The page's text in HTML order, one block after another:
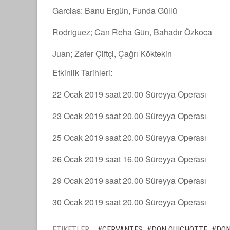
Garcias: Banu Ergün, Funda Güllü
Rodriguez; Can Reha Gün, Bahadır Özkoca
Juan; Zafer Çiftçi, Çağrı Köktekin
Etkinlik Tarihleri:
22 Ocak 2019 saat 20.00 Süreyya Operası
23 Ocak 2019 saat 20.00 Süreyya Operası
25 Ocak 2019 saat 20.00 Süreyya Operası
26 Ocak 2019 saat 16.00 Süreyya Operası
29 Ocak 2019 saat 20.00 Süreyya Operası
30 Ocak 2019 saat 20.00 Süreyya Operası